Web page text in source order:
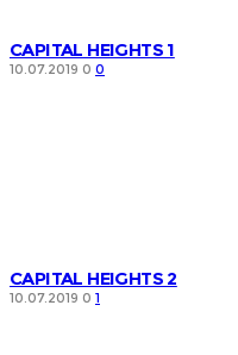
CAPITAL HEIGHTS 1
10.07.2019 0 0
CAPITAL HEIGHTS 2
10.07.2019 0 1